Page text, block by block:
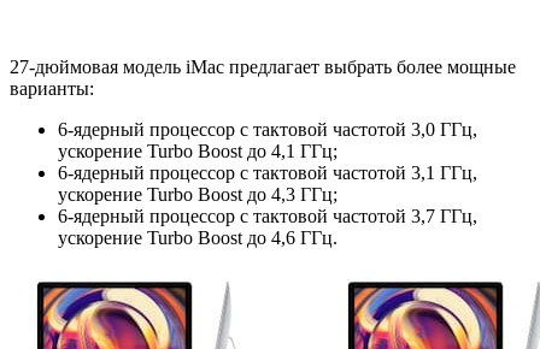
27-дюймовая модель iMac предлагает выбрать более мощные
варианты:
6‑ядерный процессор с тактовой частотой 3,0 ГГц,
ускорение Turbo Boost до 4,1 ГГц;
6‑ядерный процессор с тактовой частотой 3,1 ГГц,
ускорение Turbo Boost до 4,3 ГГц;
6‑ядерный процессор с тактовой частотой 3,7 ГГц,
ускорение Turbo Boost до 4,6 ГГц.